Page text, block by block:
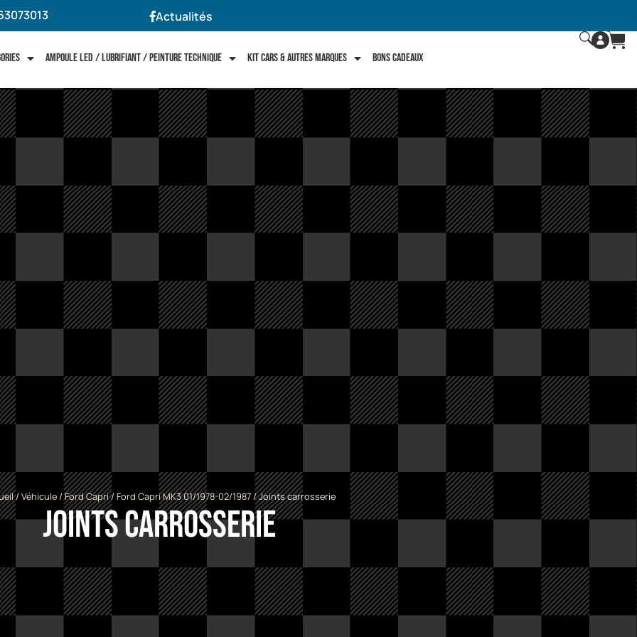
Actualités
Ampoule LED / Lubrifiant / Peinture technique Kit cars & autres marques Bons Cadeaux
/ Véhicule/Ford Capri/ Ford Capri MK3 01/1978-02/1987/ Joints carrosserie
Joints carrosserie